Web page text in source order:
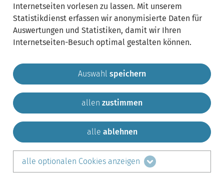
Gemeinde Krailling Impressum
Sitemap
Kontakt
teilen auf:
LinkedIn
Internetseiten vorlesen zu lassen. Mit unserem
Statistikdienst erfassen wir anonymisierte Daten für
Auswertungen und Statistiken, damit wir Ihren
Internetseiten-Besuch optimal gestalten können.
Auswahl speichern
allen zustimmen
alle ablehnen
alle optionalen Cookies anzeigen